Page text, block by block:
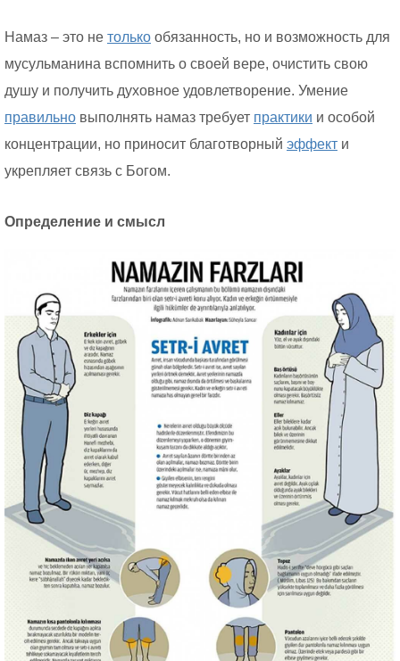
Намаз – это не только обязанность, но и возможность для
мусульманина вспомнить о своей вере, очистить свою
душу и получить духовное удовлетворение. Умение
правильно выполнять намаз требует практики и особой
концентрации, но приносит благотворный эффект и
укрепляет связь с Богом.
Определение и смысл